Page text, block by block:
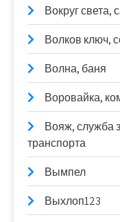
Вокруг света,
Волков ключ,
Волна, баня
Воровайка,
Вояж, служба
транспорта
Вымпел
Выхлоп123